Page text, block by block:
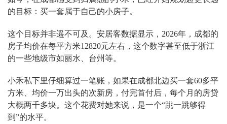
的目标：买一套属于自己的小房子。
这个目标并非遥不可及。安居客数据显示，2026年，成都的
房子均价在每平方米12820元左右，这个数字甚至低于浙江
的一些地级市如丽水、台州等。
小禾私下里仔细算过一笔账，如果在成都北边买一套60多平
方米、均价一万出头的次新房，付完首付后，每个月的房贷
大概两千多块。这个花费对她来说，是一个“跳一跳够得
到”的水平。